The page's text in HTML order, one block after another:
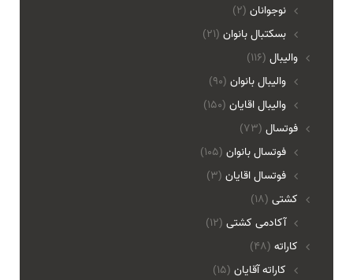
نوجوانان (2)
بسکتبال بانوان (21)
(116) والیبال
واليبال بانوان (90)
واليبال اقايان (150)
(73) فوتسال
فوتسال بانوان (105)
فوتسال اقايان (3)
(18) کشتی
آکادمی کشتی (12)
(48) کاراته
کاراته آقایان (15)